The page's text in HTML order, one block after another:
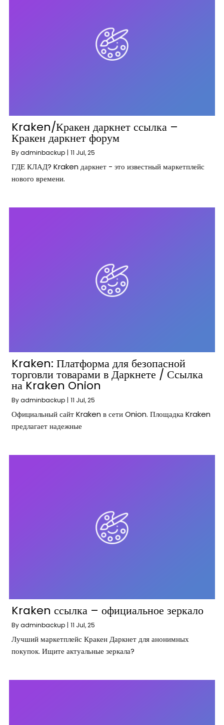
Kraken/Кракен даркнет ссылка –
Кракен даркнет форум
Byadminbackup | 11 Jul, 25
ГДЕ КЛАД? Kraken даркнет - это известный маркетплейс
нового времени.
Kraken: Платформа для безопасной
торговли товарами в Даркнете / Ссылка
на Kraken Onion
Byadminbackup | 11 Jul, 25
Официальный сайт Kraken в сети Onion. Площадка Kraken
предлагает надежные
Kraken ссылка – официальное зеркало
Byadminbackup | 11 Jul, 25
Лучший маркетплейс Кракен Даркнет для анонимных
покупок. Ищите актуальные зеркала?